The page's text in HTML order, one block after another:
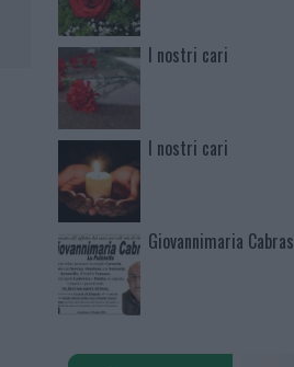
I nostri cari
I nostri cari
Giovannimaria Cabras